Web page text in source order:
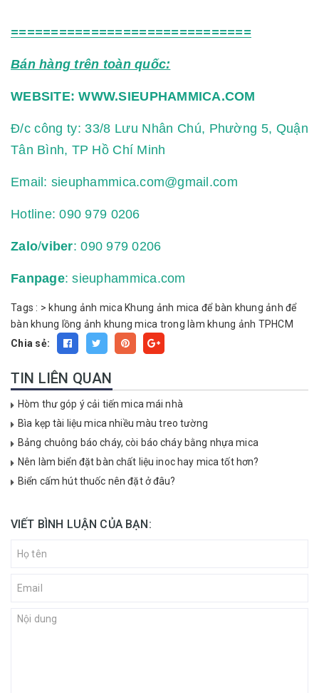
==============================
Bán hàng trên toàn quốc:
WEBSITE:WWW.SIEUPHAMMICA.COM
Đ/c công ty: 33/8 Lưu Nhân Chú, Phường 5, Quận
Tân Bình, TP Hồ Chí Minh
Email: sieuphammica.com@gmail.com
Hotline:090 979 0206
Zalo/viber: 090 979 0206
Fanpage: sieuphammica.com
Tags : > khung ảnh mica Khung ảnh mica để bàn khung ảnh để
bàn khung lồng ảnh khung mica trong làm khung ảnh TPHCM
Chia sẻ:
TIN LIÊN QUAN
Hòm thư góp ý cải tiến mica mái nhà
Bìa kẹp tài liệu mica nhiều màu treo tường
Bảng chuông báo cháy, còi báo cháy bằng nhựa mica
Nên làm biển đặt bàn chất liệu inoc hay mica tốt hơn?
Biển cấm hút thuốc nên đặt ở đâu?
VIẾT BÌNH LUẬN CỦA BẠN: